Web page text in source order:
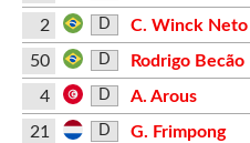
2 D C. Winck Neto
50 D
Rodrigo Becão
4
D
A. Arous
21
D G. Frimpong